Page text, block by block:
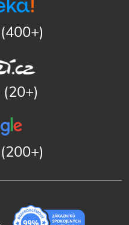
(400+)
(20+)
(200+)